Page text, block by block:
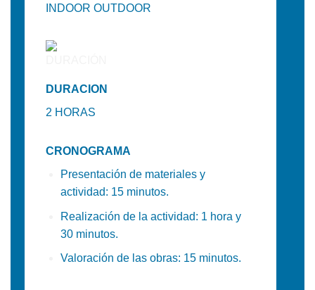
INDOOR OUTDOOR
DURACION
2 HORAS
CRONOGRAMA
Presentación de materiales y
actividad: 15 minutos.
Realización de la actividad: 1 hora y
30 minutos.
Valoración de las obras: 15 minutos.